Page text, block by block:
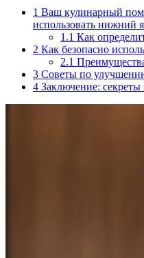
1 Ваш кулинарный
использовать нижний
1.1 Как
2 Как безопасно
2.1
3 Советы по
4 Заключение: